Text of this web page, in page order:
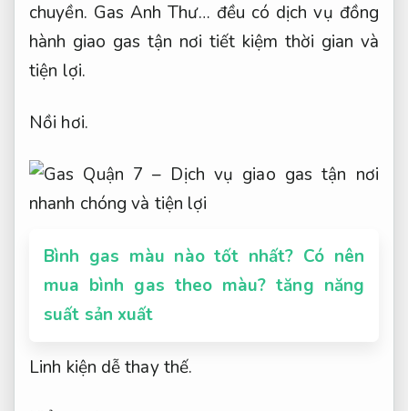
chuyền. Gas Anh Thư… đều có dịch vụ đồng
hành giao gas tận nơi tiết kiệm thời gian và
tiện lợi.
Nồi hơi.
Bình gas màu nào tốt nhất? Có nên
mua bình gas theo màu? tăng năng
suất sản xuất
Linh kiện dễ thay thế.